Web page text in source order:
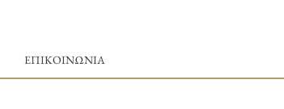
ΕΠΙΚΟΙΝΩΝΙΑ